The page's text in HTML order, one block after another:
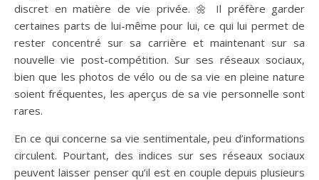
discret en matière de vie privée. 🌼 Il préfère garder
certaines parts de lui-même pour lui, ce qui lui permet de
rester concentré sur sa carrière et maintenant sur sa
nouvelle vie post-compétition. Sur ses réseaux sociaux,
bien que les photos de vélo ou de sa vie en pleine nature
soient fréquentes, les aperçus de sa vie personnelle sont
rares.
En ce qui concerne sa vie sentimentale, peu d’informations
circulent. Pourtant, des indices sur ses réseaux sociaux
peuvent laisser penser qu’il est en couple depuis plusieurs